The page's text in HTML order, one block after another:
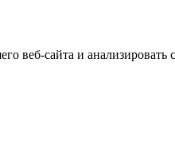
веб-сайта и анализировать